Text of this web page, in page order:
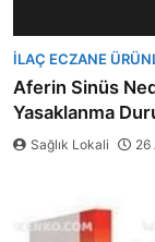
İLAÇ ECZANE
Aferin Sinüs
Yasaklanma
Sağlık Lokali 26